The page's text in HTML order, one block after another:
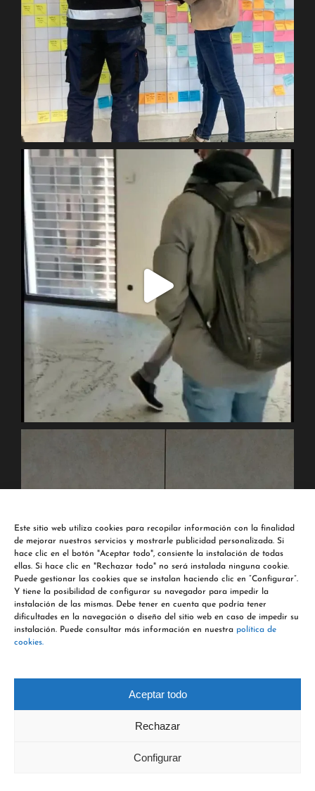
Este sitio web utiliza cookies para recopilar información con la finalidad
de mejorar nuestros servicios y mostrarle publicidad personalizada. Si
hace clic en el botón "Aceptar todo", consiente la instalación de todas
ellas. Si hace clic en "Rechazar todo" no será instalada ninguna cookie.
Puede gestionar las cookies que se instalan haciendo clic en “Configurar”.
Y tiene la posibilidad de configurar su navegador para impedir la
instalación de las mismas. Debe tener en cuenta que podría tener
dificultades en la navegación o diseño del sitio web en caso de impedir su
instalación. Puede consultar más información en nuestra política de
cookies.
Aceptar todo
Rechazar
Configurar